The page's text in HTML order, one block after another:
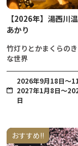
【2026年】湯西川
あかり
竹灯りとかまくらの
な世界
2026年9月18日〜
2027年1月8日～
日
おすすめ!!